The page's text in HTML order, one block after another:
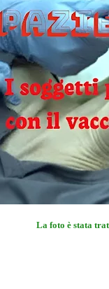
La foto è stata